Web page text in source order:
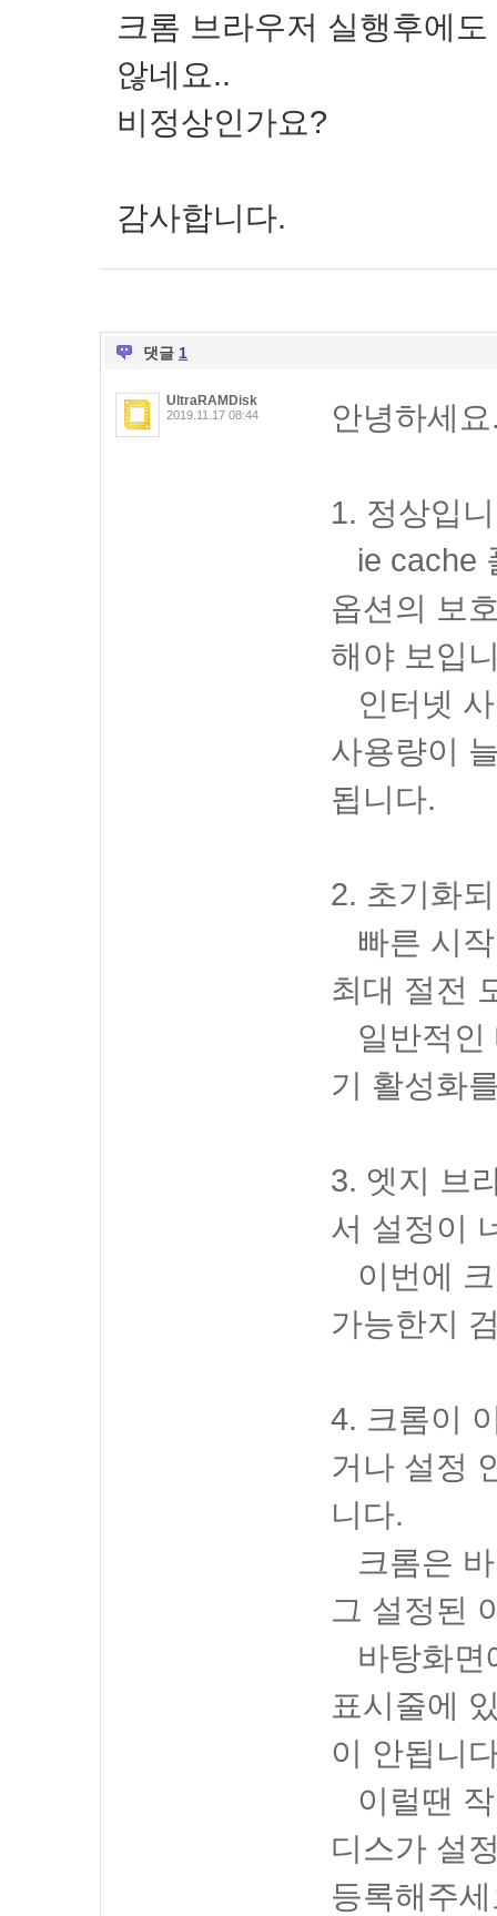
크롬 브라우저 실행후에
않네요..
비정상인가요?
감사합니다.
댓글 1
UltraRAMDisk
2019.11.17 08:44 안녕하세
1. 정상입
ie cache
옵션의 보
해야 보입
인터넷
사용량이
됩니다.
2. 초기화
빠른 시
최대 절전
일반적인
기 활성화
3. 엣지 브
서 설정이
이번에
가능한지
4. 크롬이
거나 설정
니다.
크롬은
그 설정된
바탕화면
표시줄에
이 안됩니
이럴땐
디스가 설
등록해주